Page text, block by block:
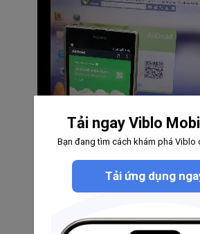
Tải ngay Viblo
Bạn đang tìm cách khám phá Viblo
Tải ứng dụng